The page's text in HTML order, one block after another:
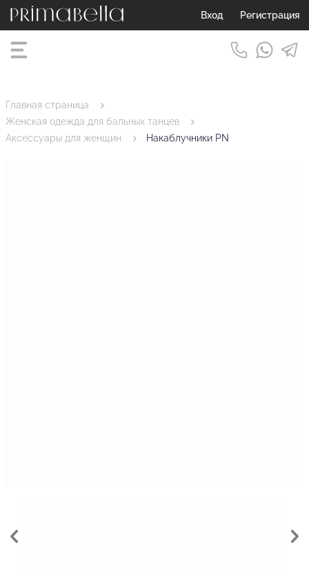
Вход Регистрация
Главная страница
Женская одежда для бальных танцев
Аксессуары для женщин
Накаблучники PN